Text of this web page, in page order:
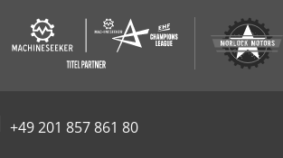
+49 201 857 861 80